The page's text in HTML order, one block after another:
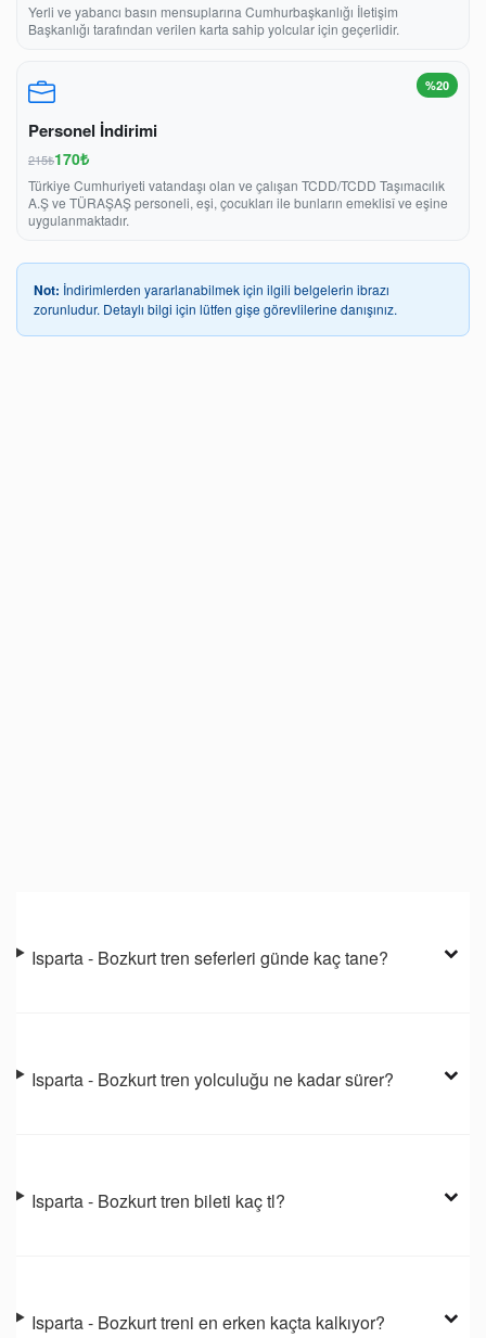
Yerli ve yabancı basın mensuplarına Cumhurbaşkanlığı İletişim
Başkanlığı tarafından verilen karta sahip yolcular için geçerlidir.
%20
Personel İndirimi
215₺170₺
Türkiye Cumhuriyeti vatandaşı olan ve çalışan TCDD/TCDD Taşımacılık
A.Ş ve TÜRAŞAŞ personeli, eşi, çocukları ile bunların emeklisî ve eşine
uygulanmaktadır.
Not: İndirimlerden yararlanabilmek için ilgili belgelerin ibrazı
zorunludur. Detaylı bilgi için lütfen gişe görevlilerine danışınız.
Isparta - Bozkurt tren seferleri günde kaç tane?
Isparta - Bozkurt tren yolculuğu ne kadar sürer?
Isparta - Bozkurt tren bileti kaç tl?
Isparta - Bozkurt treni en erken kaçta kalkıyor?